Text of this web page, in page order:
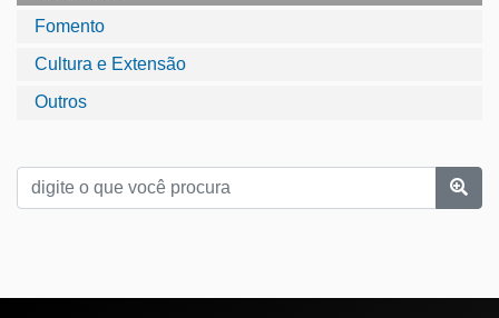
Fomento
Cultura e Extensão
Outros